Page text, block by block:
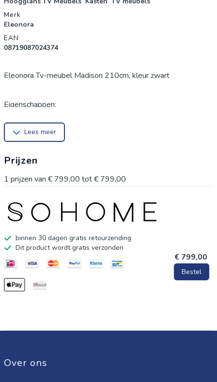
Merk
Eleonora
EAN
08719087024374
Eleonora Tv-meubel Madison 210cm, kleur zwart
Eigenschappen:
Materiaal: Acaciahout en metaal
Overige info: Uitgevoerd met 4 laden en 1 klep
Breedte: 210 cm
Hoogte: 45 cm
Lees meer
Prijzen
1 prijzen van € 799,00 tot€ 799,00
binnen 30 dagen gratis retourzending
Dit product wordt gratis verzonden
€ 799,00
Bestel
Over ons